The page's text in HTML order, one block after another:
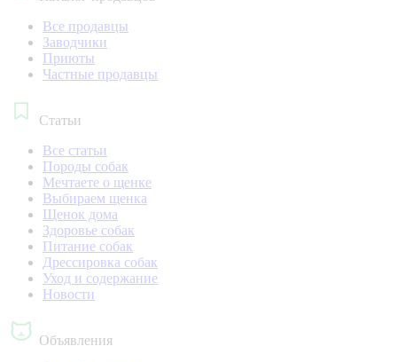
Все продавцы
Заводчики
Приюты
Частные продавцы
Статьи
Все статьи
Породы собак
Мечтаете о щенке
Выбираем щенка
Щенок дома
Здоровье собак
Питание собак
Дрессировка собак
Уход и содержание
Новости
Объявления